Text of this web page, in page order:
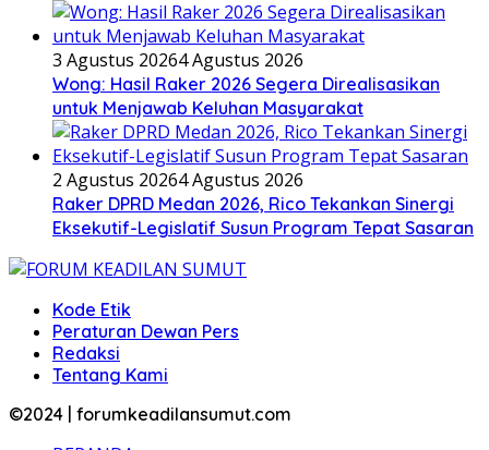
3 Agustus 20264 Agustus 2026
Wong: Hasil Raker 2026 Segera Direalisasikan
untuk Menjawab Keluhan Masyarakat
2 Agustus 20264 Agustus 2026
Raker DPRD Medan 2026, Rico Tekankan Sinergi
Eksekutif-Legislatif Susun Program Tepat Sasaran
Kode Etik
Peraturan Dewan Pers
Redaksi
Tentang Kami
©2024 | forumkeadilansumut.com